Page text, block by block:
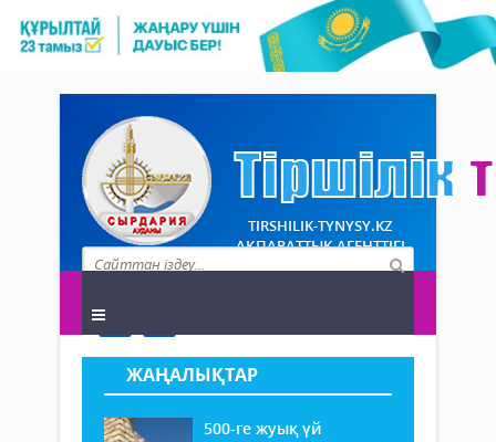
TIRSHILIK-TYNYSY.KZ
АҚПАРАТТЫҚ АГЕНТТІГІ
ЖАҢАЛЫҚТАР
500-ге жуық үй